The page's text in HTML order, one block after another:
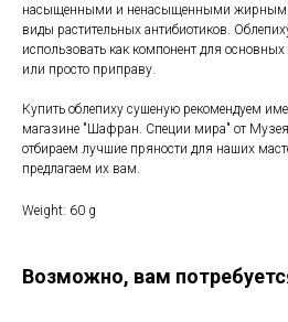
насыщенными и ненасыщенными жирными
виды растительных антибиотиков.
использовать как компонент для
или просто приправу.
Купить облепиху сушеную рекомендуем
магазине "Шафран. Специи мира" от
отбираем лучшие пряности для наших
предлагаем их вам.
Weight: 60 g
Возможно, вам